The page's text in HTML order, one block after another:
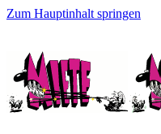
Zum Hauptinhalt springen